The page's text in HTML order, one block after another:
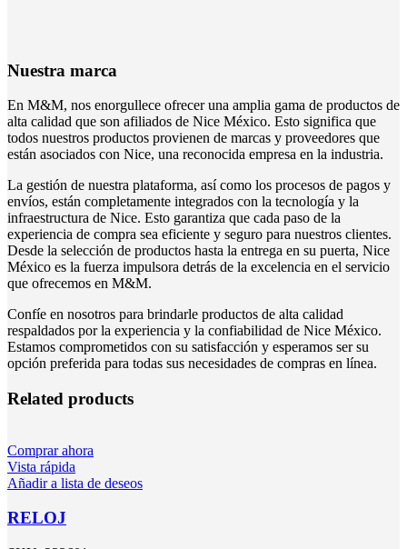
Nuestra marca
En M&M, nos enorgullece ofrecer una amplia gama de productos de
alta calidad que son afiliados de Nice México. Esto significa que
todos nuestros productos provienen de marcas y proveedores que
están asociados con Nice, una reconocida empresa en la industria.
La gestión de nuestra plataforma, así como los procesos de pagos y
envíos, están completamente integrados con la tecnología y la
infraestructura de Nice. Esto garantiza que cada paso de la
experiencia de compra sea eficiente y seguro para nuestros clientes.
Desde la selección de productos hasta la entrega en su puerta, Nice
México es la fuerza impulsora detrás de la excelencia en el servicio
que ofrecemos en M&M.
Confíe en nosotros para brindarle productos de alta calidad
respaldados por la experiencia y la confiabilidad de Nice México.
Estamos comprometidos con su satisfacción y esperamos ser su
opción preferida para todas sus necesidades de compras en línea.
Related products
Comprar ahora
Vista rápida
Añadir a lista de deseos
RELOJ